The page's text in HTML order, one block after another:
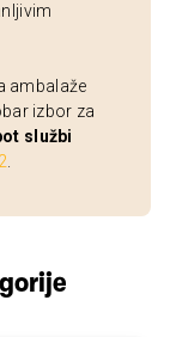
ambalaže
izbor za
službi